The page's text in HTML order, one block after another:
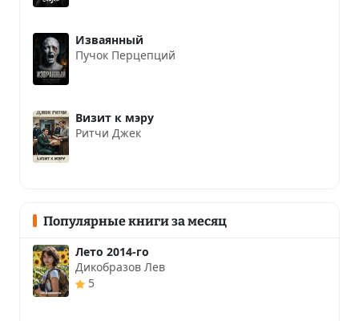
Изваянный
Пучок Перцепций
Визит к мэру
Ритчи Джек
Популярные книги за месяц
Лето 2014-го
Дикобразов Лев
5